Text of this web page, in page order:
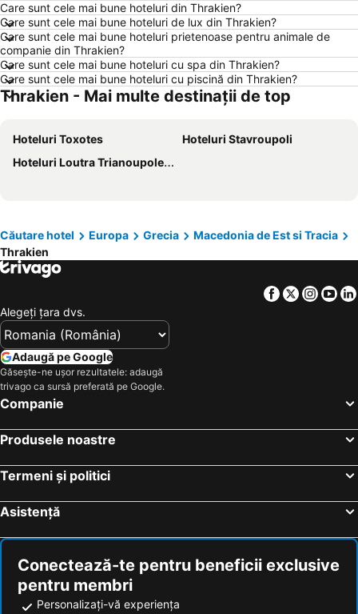
Hoteluri Berlin
Hoteluri Benidorm
Hoteluri Milano
Hoteluri Durrës
Hoteluri Genova
Hoteluri Neptun
Hoteluri București
Hoteluri Thassos
Hoteluri Jurmala
Hoteluri Turcia
Hoteluri Jud. Brăila
Hoteluri Spania
Hoteluri Cipru
Hoteluri Mallorca
Hoteluri Monaco
Care sunt cele mai bune hoteluri din Thrakien?
Care sunt cele mai bune hoteluri de lux din Thrakien?
Care sunt cele mai bune hoteluri prietenoase pentru animale de
companie din Thrakien?
Care sunt cele mai bune hoteluri cu spa din Thrakien?
Care sunt cele mai bune hoteluri cu piscină din Thrakien?
Thrakien - Mai multe destinații de top
Hoteluri Toxotes
Hoteluri Stavroupoli
Hoteluri Loutra Trianoupoleos
Căutare hotel Europa Grecia
Macedonia de Est si Tracia
Thrakien
Facebook
Twitter
Alegeţi ţara dvs.
Adaugă pe Google
Găsește-ne ușor rezultatele: adaugă
trivago ca sursă preferată pe Google.
Companie
Produsele noastre
Termeni și politici
Asistență
Conectează-te pentru beneficii exclusive
pentru membri
Personalizați-vă experiența